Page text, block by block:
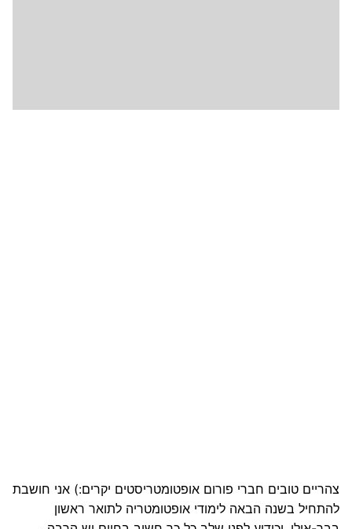
‏צהריים טובים חברי פורום אופטומטריסטים יקרים:) אני חושבת
להתחיל בשנה הבאה לימודי אופטומטריה לתואר ראשון